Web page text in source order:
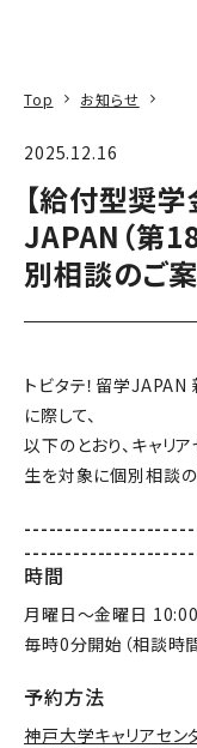
Top お知らせ
2025.12.16
【給付型奨学
JAPAN（第
別相談のご
トビタテ！留学JAPAN
に際して、
以下のとおり、キャリ
生を対象に個別相談の
時間
月曜日～金曜日
毎時0分開始（相談時
予約方法
神戸大学キャリアセン